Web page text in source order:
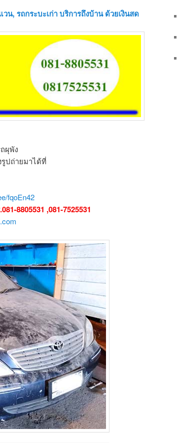
น, รถกระบะเก่า บริการถึงบ้าน ด้วยเงินสด
ผุพัง
รูปถ่ายมาได้ที่
fqoEn42
8805531 ,081-7525531